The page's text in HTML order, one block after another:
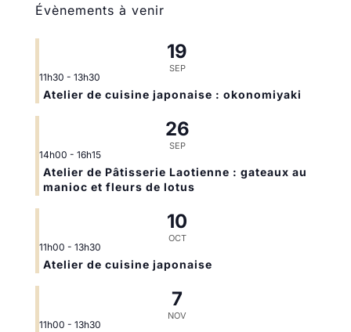
Évènements à venir
19
SEP
11h30 - 13h30
Atelier de cuisine japonaise : okonomiyaki
26
SEP
14h00 - 16h15
Atelier de Pâtisserie Laotienne : gateaux au
manioc et fleurs de lotus
10
OCT
11h00 - 13h30
Atelier de cuisine japonaise
7
NOV
11h00 - 13h30